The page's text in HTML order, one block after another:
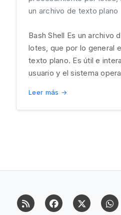
un archivo de texto plano
Bash Shell Es un archivo
lotes, que por lo general
texto plano. Es útil e
usuario y el sistema
Leer más →
RSS FacebookX